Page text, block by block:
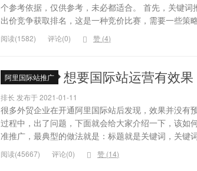
个参考依据，仅供参考，未必都适合。 首先，关键
出价竞争获取排名，这是一种竞价比赛，需要一些策
阅读(1582) 评论(0) 赞 (4)
阿里国际站推广 想要国际站运营有效
排长 发布于 2021-01-11
很多外贸企业在开通阿里国际站后发现，效果并没
过程中，出了问题，下面就会给大家介绍一下，该
准推广，最典型的做法就是：标题就是关键词，关键
阅读(45667) 评论(0) 赞 (14)